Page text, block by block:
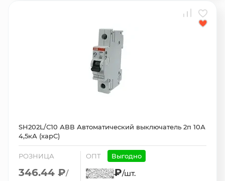
SH202L/С10 АВВ Автоматический выключатель 2п 10А
4,5кА (харС)
РОЗНИЦА
346.44 ₽/
ОПТ Выгодно
₽/шт.